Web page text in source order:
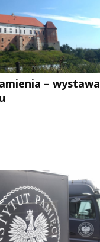
– wystawa